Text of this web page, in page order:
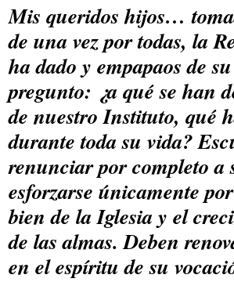
Mis queridos hijos…
de una vez por todas, la
ha dado y empapaos de
pregunto: ¿a qué se han
de nuestro Instituto, qué
durante toda su vida?
renunciar por completo a
esforzarse únicamente
bien de la Iglesia y el
de las almas. Deben
en el espíritu de su